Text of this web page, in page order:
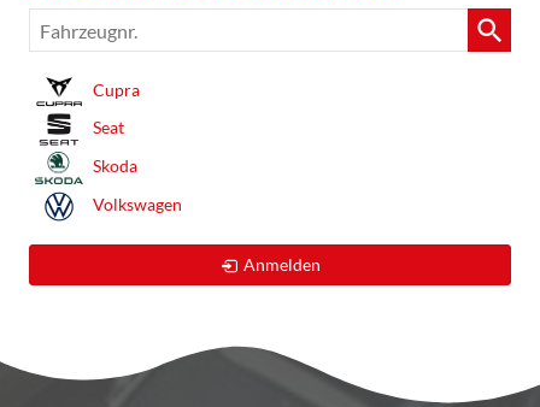
Fahrzeugnr.
Cupra
Seat
Skoda
Volkswagen
Anmelden